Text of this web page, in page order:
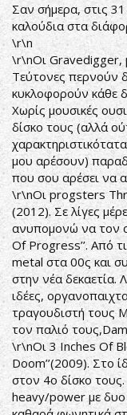
Σαν σήμερα, στις
καλούδια στα
\r\n
\r\nΟι Gravedigger,
Τεύτονες περνούν
κυκλοφορούν κάθε
Χωρίς μουσικές
δίσκο τους (αλλά
μου αρέσουν)
που σου αρέσει να
\r\nΟι progsters
(2012). Σε λίγες
ανυπομονώ να τον
Of Progress’’. Από
metal στα 00ς και
στην νέα δεκαετία.
ιδέες,
τραγουδιστή τους
τον παλιό
\r\nΟι 3 Inches Of
Doom’’(2009). Στο
στον 4ο δίσκο
heavy/power με